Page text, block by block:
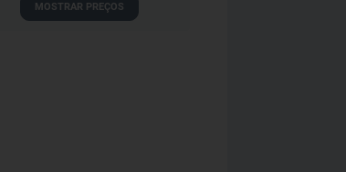
MOSTRAR PREÇOS